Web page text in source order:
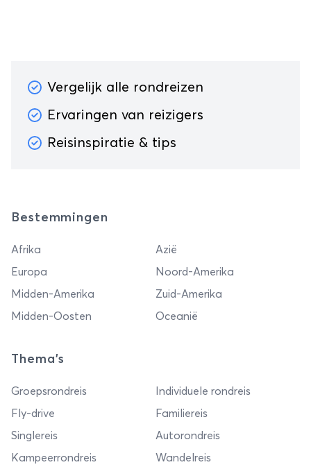
Vergelijk alle rondreizen
Ervaringen van reizigers
Reisinspiratie & tips
Bestemmingen
Afrika
Azië
Europa
Noord-Amerika
Midden-Amerika
Zuid-Amerika
Midden-Oosten
Oceanië
Thema's
Groepsrondreis
Individuele rondreis
Fly-drive
Familiereis
Singlereis
Autorondreis
Kampeerrondreis
Wandelreis